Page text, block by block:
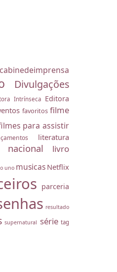
cabinedeimprensa
Divulgações
Intrínseca Editora
favoritos filme
para assistir
literatura
nacional livro
uno musicas Netflix
parceria
resultado
supernatural série tag